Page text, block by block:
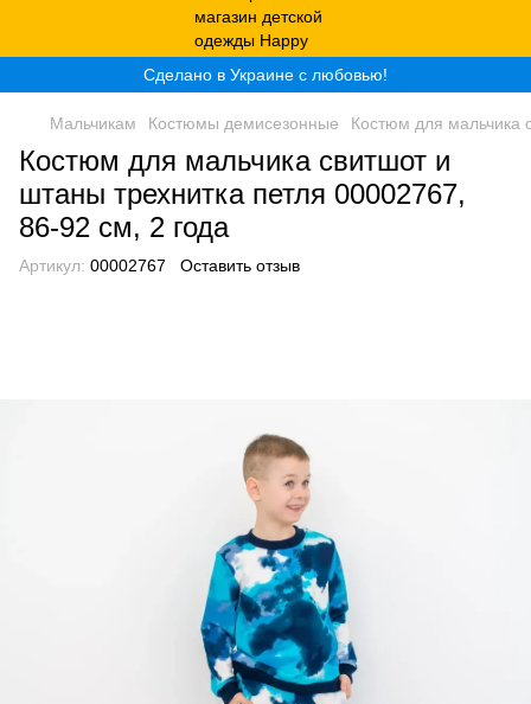
Сделано в Украине с любовью!
Мальчикам Костюмы демисезонные Костюм для мальчика
Костюм для мальчика свитшот и
штаны трехнитка петля 00002767,
86-92 см, 2 года
Артикул: 00002767 Оставить отзыв